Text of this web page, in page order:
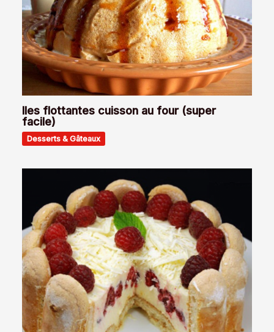
Iles flottantes cuisson au four (super
facile)
Desserts & Gâteaux